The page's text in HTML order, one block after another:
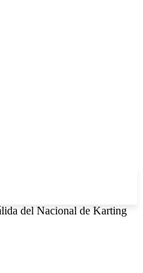
del Nacional de Karting